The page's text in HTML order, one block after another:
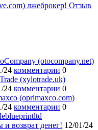
лжеброкер! Отзыв
(otocompany.net)
24 комментарии 0
(xylotrade.uk)
24 комментарии 0
(oprimaxco.com)
24 комментарии 0
возврат денег! 12/01/24